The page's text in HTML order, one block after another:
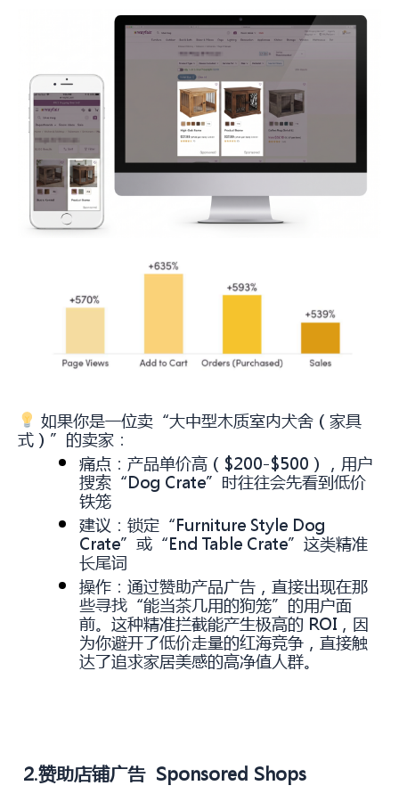
如果你是一位卖“大中型木质室内犬舍（家具
式）”的卖家：
痛点：产品单价高（$200-$500），用户
搜索“Dog Crate”时往往会先看到低价
铁笼
建议：锁定“Furniture Style Dog
Crate”或“End Table Crate”这类精准
长尾词
操作：通过赞助产品广告，直接出现在那
些寻找“能当茶几用的狗笼”的用户面
前。这种精准拦截能产生极高的 ROI，因
为你避开了低价走量的红海竞争，直接触
达了追求家居美感的高净值人群。
2.赞助店铺广告 Sponsored Shops